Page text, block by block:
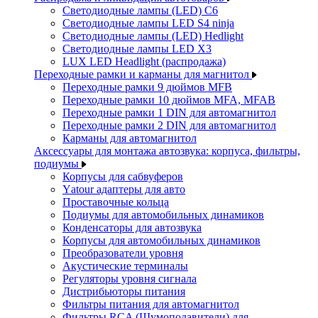
Светодиодные лампы (LED) C6
Светодиодные лампы LED S4 ninja
Светодиодные лампы (LED) Hedlight
Светодиодные лампы LED X3
LUX LED Headlight (распродажа)
Переходные рамки и карманы для магнитол
Переходные рамки 9 дюймов MFB
Переходные рамки 10 дюймов MFA, MFAB
Переходные рамки 1 DIN для автомагнитол
Переходные рамки 2 DIN для автомагнитол
Карманы для автомагнитол
Аксессуары для монтажа автозвука: корпуса, фильтры,
подиумы
Корпусы для сабвуферов
Yаtour адаптеры для авто
Проставочные кольца
Подиумы для автомобильных динамиков
Конденсаторы для автозвука
Корпусы для автомобильных динамиков
Преобразователи уровня
Акустические терминалы
Регуляторы уровня сигнала
Дистрибьюторы питания
Фильтры питания для автомагнитол